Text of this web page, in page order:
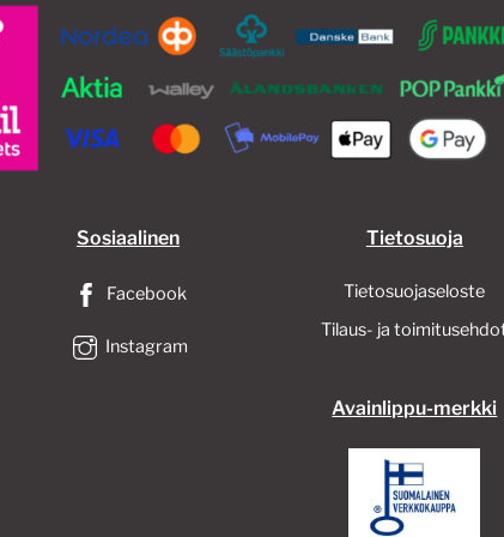
Sosiaalinen
Facebook
Instagram
Tietosuoja
Tietosuojaseloste
Tilaus- ja
Avainlippu-merkki